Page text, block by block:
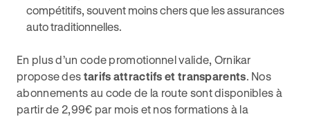
compétitifs, souvent moins chers que les assurances
auto traditionnelles.
En plus d’un code promotionnel valide, Ornikar
propose des tarifs attractifs et transparents . Nos
abonnements au code de la route sont disponibles à
partir de 2,99€ par mois et nos formations à la